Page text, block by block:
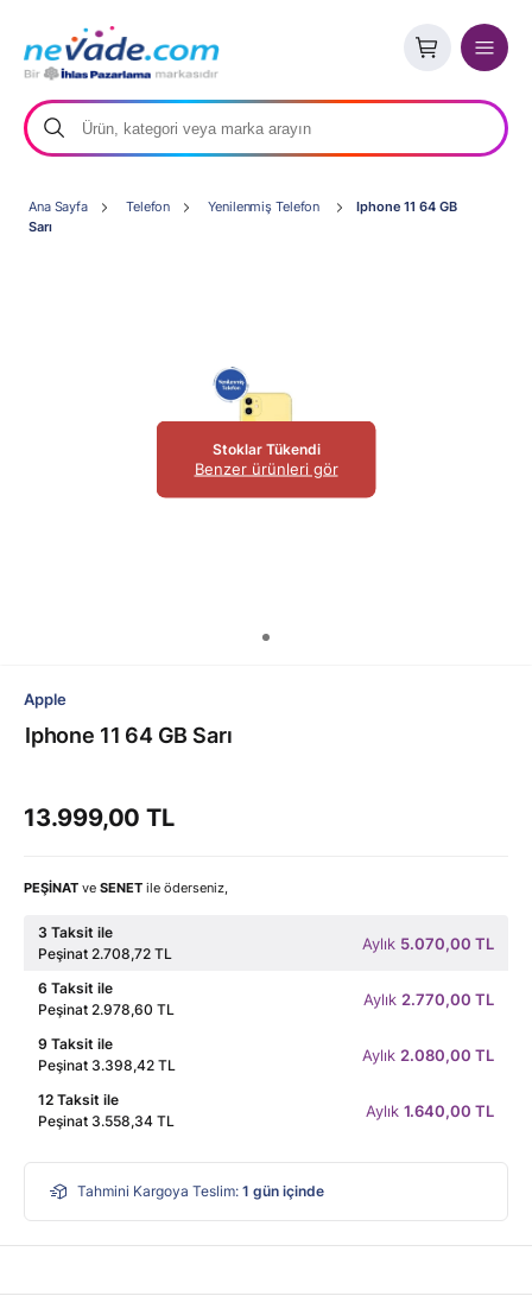
Ana Sayfa Telefon Yenilenmiş Telefon
Iphone 11 64 GB
Sarı
Stoklar Tükendi
Benzer ürünleri gör
Apple
Iphone 11 64 GB Sarı
13.999,00 TL
PEŞİNAT ve SENET ile öderseniz,
3 Taksit ile
Peşinat 2.708,72 TL
Aylık 5.070,00 TL
6 Taksit ile
Peşinat 2.978,60 TL
Aylık 2.770,00 TL
9 Taksit ile
Peşinat 3.398,42 TL
Aylık 2.080,00 TL
12 Taksit ile
Peşinat 3.558,34 TL
Aylık 1.640,00 TL
Tahmini Kargoya Teslim: 1 gün içinde